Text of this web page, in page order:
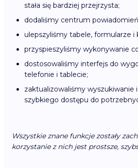
stała się bardziej przejrzysta;
dodaliśmy centrum
ulepszyliśmy tabele, formularze i
przyspieszyliśmy wykonywanie
dostosowaliśmy interfejs do
telefonie i tablecie;
zaktualizowaliśmy wyszukiwanie
szybkiego dostępu do
Wszystkie znane funkcje zostały
korzystanie z nich jest prostsze,